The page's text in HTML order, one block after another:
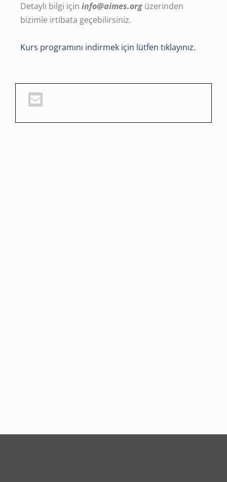
Detaylı bilgi için info@aimes.org üzerinden
bizimle irtibata geçebilirsiniz.
Kurs programını indirmek için lütfen tıklayınız.